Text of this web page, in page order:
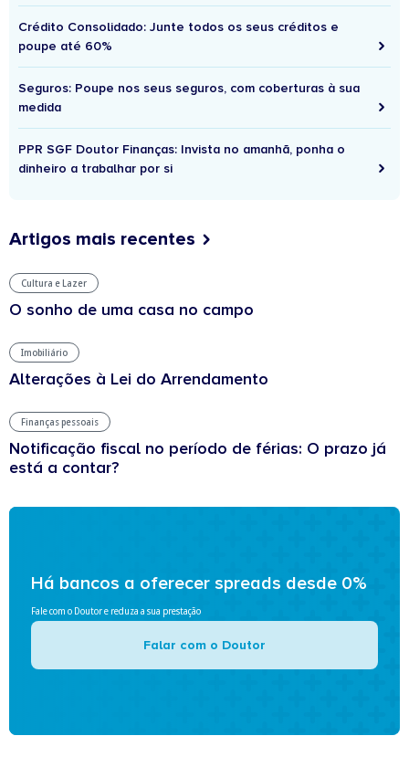
Crédito Consolidado: Junte todos os seus créditos e
poupe até 60%
Seguros: Poupe nos seus seguros, com coberturas à sua
medida
PPR SGF Doutor Finanças: Invista no amanhã, ponha o
dinheiro a trabalhar por si
Artigos mais recentes
Cultura e Lazer
O sonho de uma casa no campo
Imobiliário
Alterações à Lei do Arrendamento
Finanças pessoais
Notificação fiscal no período de férias: O prazo já
está a contar?
Há bancos a oferecer spreads desde 0%
Fale com o Doutor e reduza a sua prestação
Falar com o Doutor